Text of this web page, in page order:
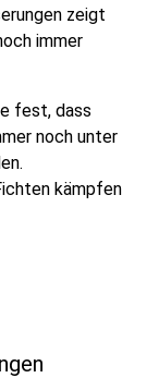
zeigt
immer
fest, dass
noch unter
kämpfen